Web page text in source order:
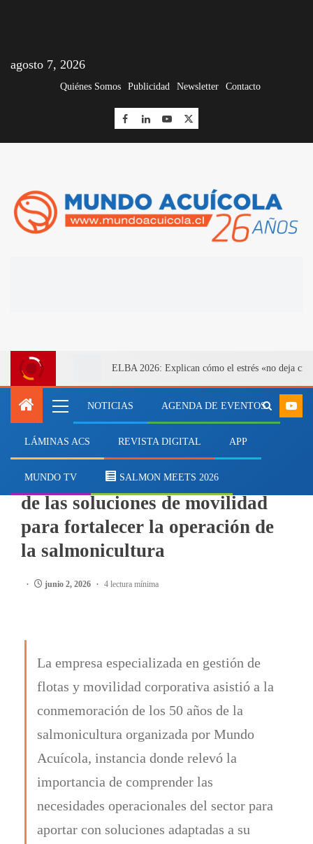
agosto 7, 2026
Quiénes Somos Publicidad Newsletter Contacto
ELBA 2026: Explican cómo el estrés «no deja
NOTICIAS AGENDA DE EVENTOS
LÁMINAS ACS REVISTA DIGITAL APP
MUNDO TV SALMON MEETS 2026
Gama Mobility destaca el valor
de las soluciones de movilidad
para fortalecer la operación de
la salmonicultura
junio 2, 2026 4 lectura mínima
La empresa especializada en gestión de
flotas y movilidad corporativa asistió a la
conmemoración de los 50 años de la
salmonicultura organizada por Mundo
Acuícola, instancia donde relevó la
importancia de comprender las
necesidades operacionales del sector para
aportar con soluciones adaptadas a su